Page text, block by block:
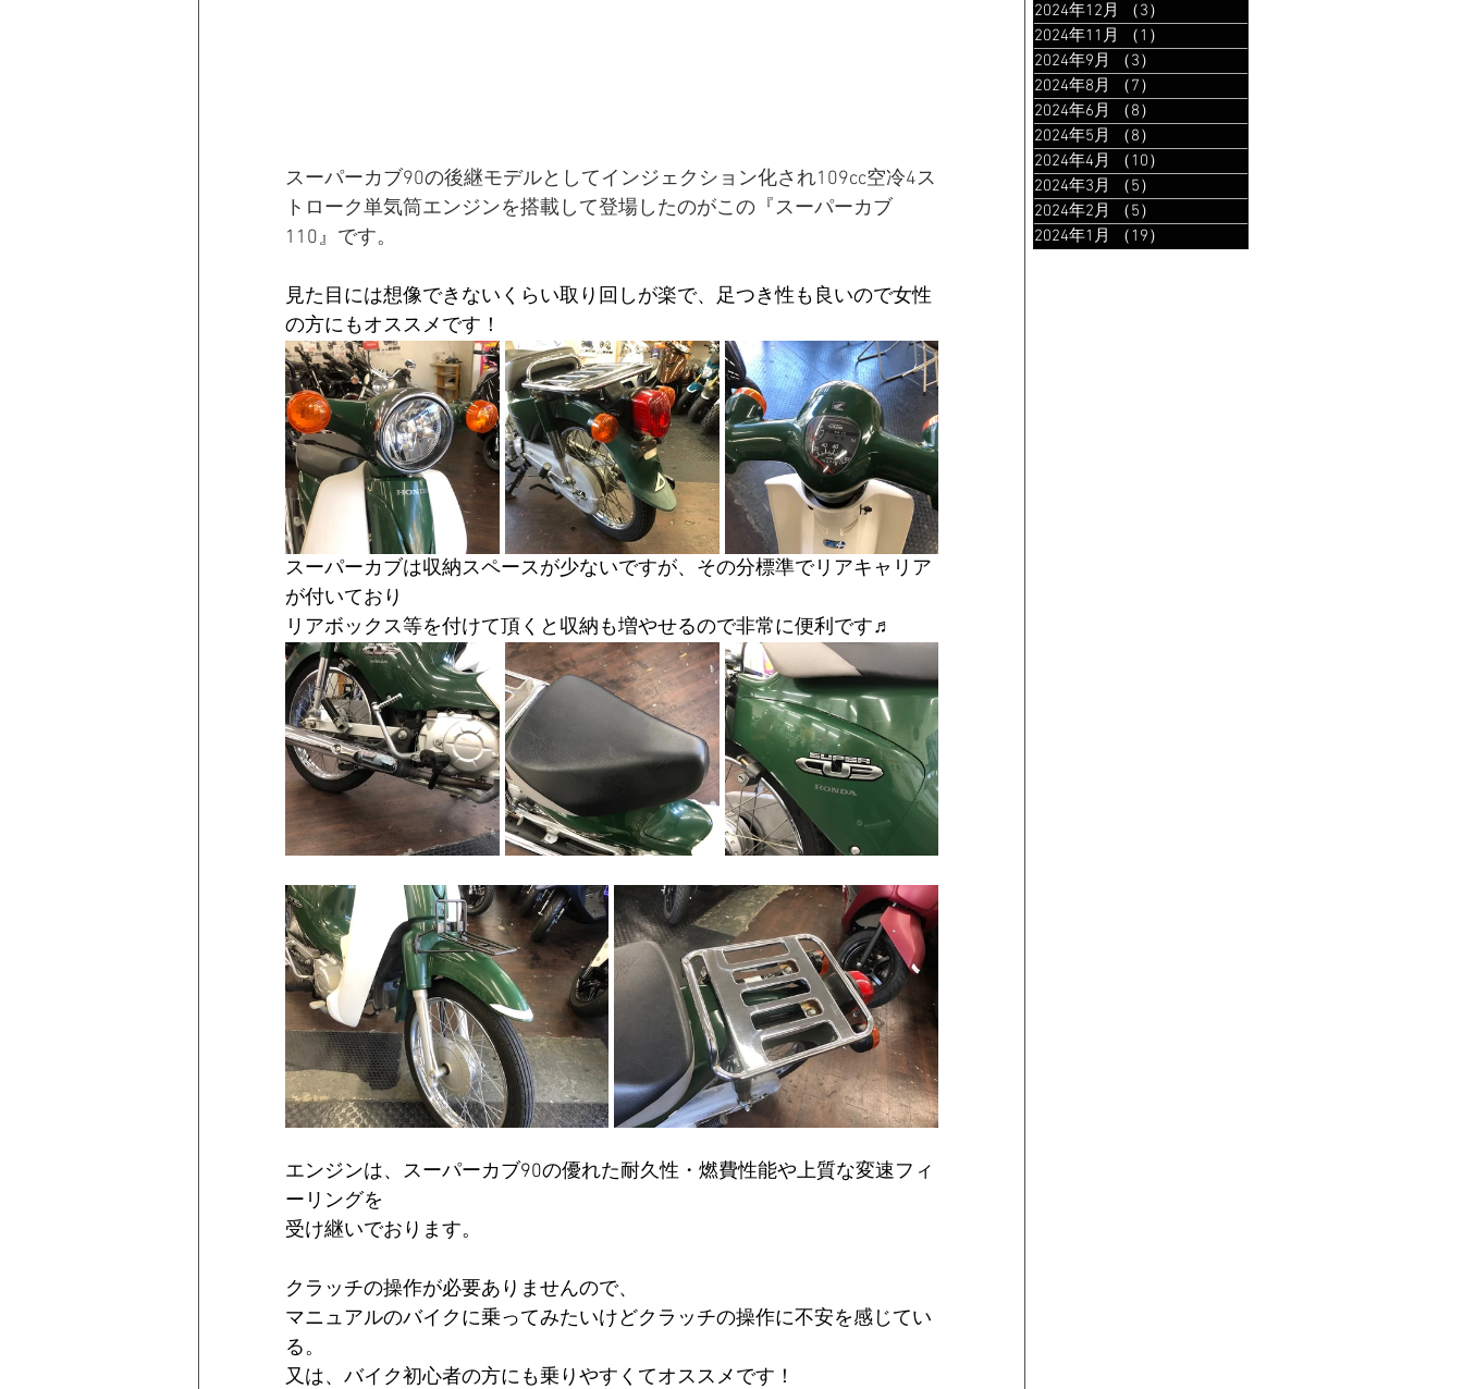
2024年12月
（3）
2024年11月
（1）
2024年9月
（3）
2024年8月
（7）
2024年6月
（8）
2024年5月
（8）
2024年4月
（10）
2024年3月
（5）
2024年2月
（5）
2024年1月
（19）
スーパーカブ90の後継モデルとしてインジェクション化され109cc空冷4ス
トローク単気筒エンジンを搭載して登場したのがこの『スーパーカブ
110』です。
見た目には想像できないくらい取り回しが楽で、足つき性も良いので女性
の方にもオススメです！
スーパーカブは収納スペースが少ないですが、その分標準でリアキャリア
が付いており
リアボックス等を付けて頂くと収納も増やせるので非常に便利です♬
エンジンは、スーパーカブ90の優れた耐久性・燃費性能や上質な変速フィ
ーリングを
受け継いでおります。
クラッチの操作が必要ありませんので、
マニュアルのバイクに乗ってみたいけどクラッチの操作に不安を感じてい
る。
又は、バイク初心者の方にも乗りやすくてオススメです！